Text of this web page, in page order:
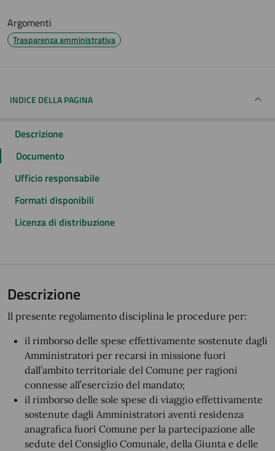
Argomenti
Trasparenza amministrativa
INDICE DELLA PAGINA
Descrizione
Documento
Ufficio responsabile
Formati disponibili
Licenza di distribuzione
Descrizione
Il presente regolamento disciplina le procedure per:
il rimborso delle spese effettivamente sostenute dagli
Amministratori per recarsi in missione fuori
dall’ambito territoriale del Comune per ragioni
connesse all’esercizio del mandato;
il rimborso delle sole spese di viaggio effettivamente
sostenute dagli Amministratori aventi residenza
anagrafica fuori Comune per la partecipazione alle
sedute del Consiglio Comunale, della Giunta e delle